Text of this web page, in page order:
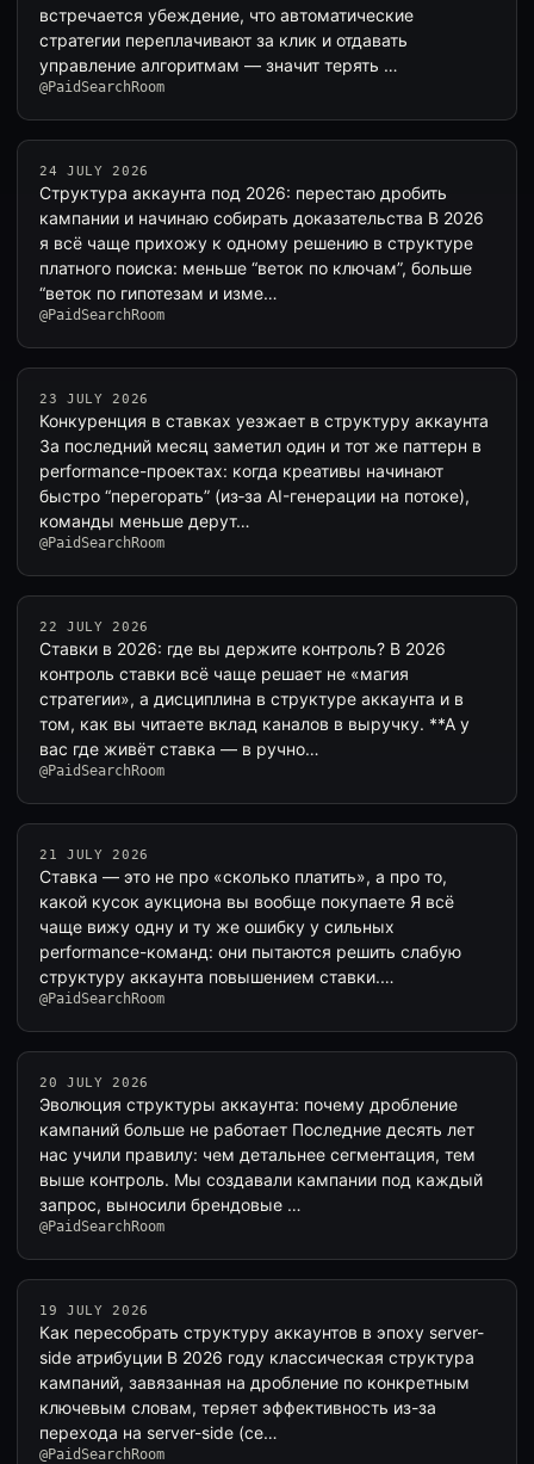
встречается убеждение, что автоматические
стратегии переплачивают за клик и отдавать
управление алгоритмам — значит терять …
@PaidSearchRoom
24 JULY 2026
Структура аккаунта под 2026: перестаю дробить
кампании и начинаю собирать доказательства В 2026
я всё чаще прихожу к одному решению в структуре
платного поиска: меньше “веток по ключам”, больше
“веток по гипотезам и изме…
@PaidSearchRoom
23 JULY 2026
Конкуренция в ставках уезжает в структуру аккаунта
За последний месяц заметил один и тот же паттерн в
performance-проектах: когда креативы начинают
быстро “перегорать” (из‑за AI-генерации на потоке),
команды меньше дерут…
@PaidSearchRoom
22 JULY 2026
Ставки в 2026: где вы держите контроль? В 2026
контроль ставки всё чаще решает не «магия
стратегии», а дисциплина в структуре аккаунта и в
том, как вы читаете вклад каналов в выручку. **А у
вас где живёт ставка — в ручно…
@PaidSearchRoom
21 JULY 2026
Ставка — это не про «сколько платить», а про то,
какой кусок аукциона вы вообще покупаете Я всё
чаще вижу одну и ту же ошибку у сильных
performance-команд: они пытаются решить слабую
структуру аккаунта повышением ставки.…
@PaidSearchRoom
20 JULY 2026
Эволюция структуры аккаунта: почему дробление
кампаний больше не работает Последние десять лет
нас учили правилу: чем детальнее сегментация, тем
выше контроль. Мы создавали кампании под каждый
запрос, выносили брендовые …
@PaidSearchRoom
19 JULY 2026
Как пересобрать структуру аккаунтов в эпоху server-
side атрибуции В 2026 году классическая структура
кампаний, завязанная на дробление по конкретным
ключевым словам, теряет эффективность из-за
перехода на server-side (се…
@PaidSearchRoom